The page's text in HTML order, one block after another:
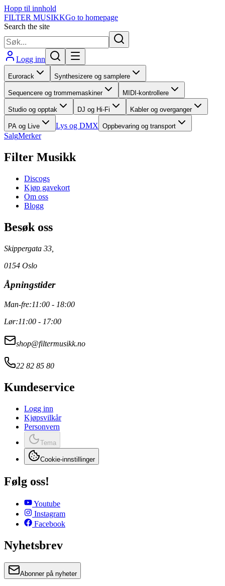
Hopp til innhold
FILTER MUSIKKGo to homepage
Search the site
Logg inn
Eurorack Synthesizere og samplere
Sequencere og trommemaskiner MIDI-kontrollere
Studio og opptak DJ og Hi-Fi Kabler og overganger
PA og Live Lys og DMX Oppbevaring og transport
SalgMerker
Filter Musikk
Discogs
Kjøp gavekort
Om oss
Blogg
Besøk oss
Skippergata 33,
0154 Oslo
Åpningstider
Man-fre:11:00 - 18:00
Lør:11:00 - 17:00
shop@filtermusikk.no
22 82 85 80
Kundeservice
Logg inn
Kjøpsvilkår
Personvern
Tema
Cookie-innstillinger
Følg oss!
Youtube
Instagram
Facebook
Nyhetsbrev
Abonner på nyheter